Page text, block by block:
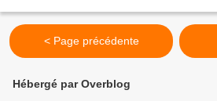
< Page précédente
Hébergé par Overblog